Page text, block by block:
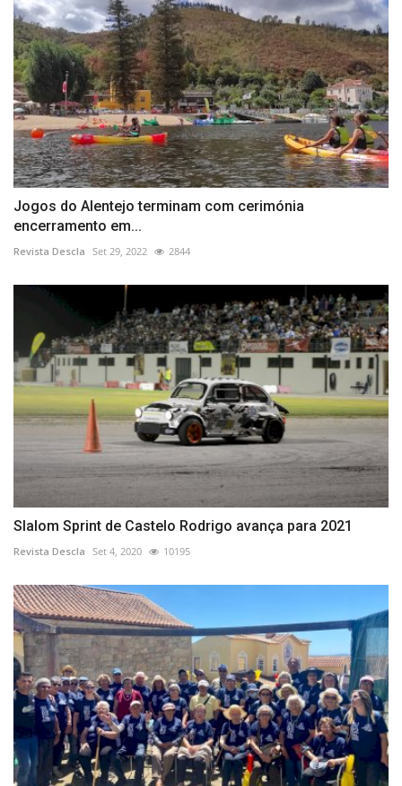
Jogos do Alentejo terminam com cerimónia
encerramento em...
Revista Descla Set 29, 2022 2844
Slalom Sprint de Castelo Rodrigo avança para 2021
Revista Descla Set 4, 2020 10195